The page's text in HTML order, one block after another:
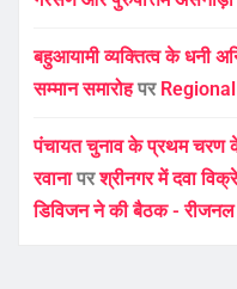
बहुआयामी व्यक्तित्व के धनी
सम्मान समारोहपर
पंचायत चुनाव के प्रथम चरण के
रवानापरश्रीनगर में दवा
डिविजन ने की बैठक - रीजनल